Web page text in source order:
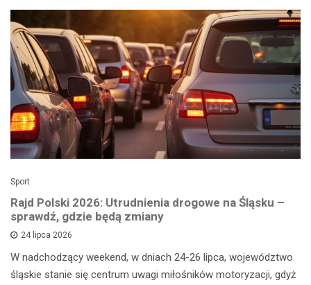
Sport
Rajd Polski 2026: Utrudnienia drogowe na Śląsku –
sprawdź, gdzie będą zmiany
24 lipca 2026
W nadchodzący weekend, w dniach 24-26 lipca, województwo
śląskie stanie się centrum uwagi miłośników motoryzacji, gdyż